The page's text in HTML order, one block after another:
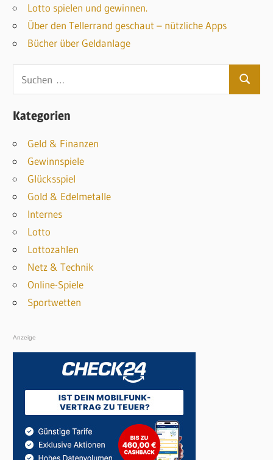
Lotto spielen und gewinnen.
Über den Tellerrand geschaut – nützliche Apps
Bücher über Geldanlage
u
c
e
n
n
a
c
h
:
Kategorien
Geld & Finanzen
Gewinnspiele
Glücksspiel
Gold & Edelmetalle
Internes
Lotto
Lottozahlen
Netz & Technik
Online-Spiele
Sportwetten
Anzeige